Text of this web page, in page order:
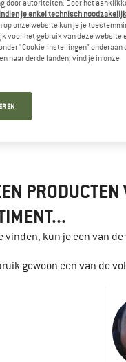
kun je een van
gewoon een van de
door autoriteiten. Door het
Indien je enkel technisch
op onze website kun je je
voor het gebruik van deze website
"Cookie-instellingen" onderaan
naar derde landen, vind je in onze